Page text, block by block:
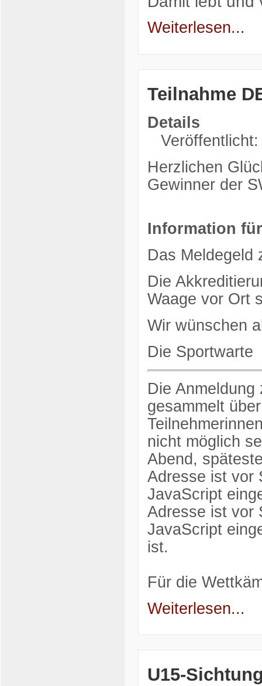
Weiterlesen...
Teilnahme
Details
Herzlichen
Gewinner der
Information
Das Meldegeld
Die
Waage vor Ort
Wir wünschen
Die Sportwarte
Die
gesammelt
nicht möglich
Abend,
Adresse ist vor
JavaScript
Adresse ist vor
JavaScript
ist.
Für die
Weiterlesen...
U15-